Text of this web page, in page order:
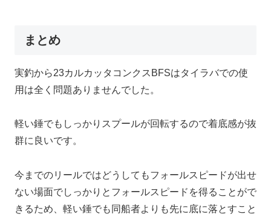
まとめ
実釣から23カルカッタコンクスBFSはタイラバでの使
用は全く問題ありませんでした。
軽い錘でもしっかりスプールが回転するので着底感が抜
群に良いです。
今までのリールではどうしてもフォールスピードが出せ
ない場面でしっかりとフォールスピードを得ることがで
きるため、軽い錘でも同船者よりも先に底に落とすこと